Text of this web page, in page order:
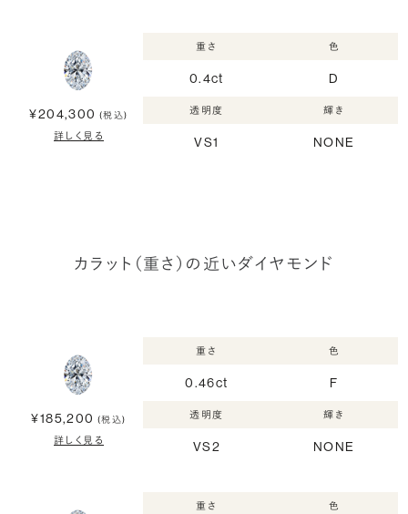
¥204,300 (税込)
詳しく見る
重さ
0.4ct
色
D
透明度
VS1
輝き
NONE
カラット（重さ）の近いダイヤモンド
¥185,200 (税込)
詳しく見る
重さ
0.46ct
色
F
透明度
VS2
輝き
NONE
重さ 色